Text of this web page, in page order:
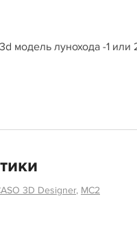
модель лунохода -1
3D Designer, MC2